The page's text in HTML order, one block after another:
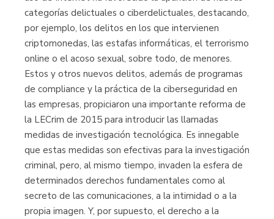
categorías delictuales o ciberdelictuales, destacando,
por ejemplo, los delitos en los que intervienen
criptomonedas, las estafas informáticas, el terrorismo
online o el acoso sexual, sobre todo, de menores.
Estos y otros nuevos delitos, además de programas
de compliance y la práctica de la ciberseguridad en
las empresas, propiciaron una importante reforma de
la LECrim de 2015 para introducir las llamadas
medidas de investigación tecnológica. Es innegable
que estas medidas son efectivas para la investigación
criminal, pero, al mismo tiempo, invaden la esfera de
determinados derechos fundamentales como al
secreto de las comunicaciones, a la intimidad o a la
propia imagen. Y, por supuesto, el derecho a la